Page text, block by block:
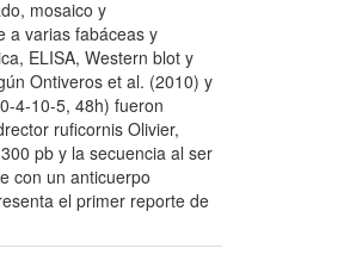
mosaico y
a varias fabáceas y
ELISA, Western blot y
Ontiveros et al. (2010) y
4-10-5, 48h) fueron
ruficornis Olivier,
pb y la secuencia al ser
con un anticuerpo
el primer reporte de